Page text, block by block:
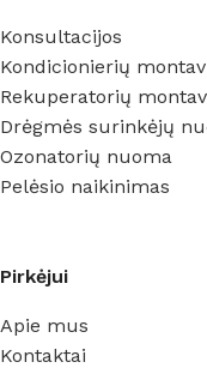
Konsultacijos
Kondicionierių
Rekuperatorių
Drėgmės surinkėjų
Ozonatorių nuoma
Pelėsio naikinimas
Pirkėjui
Apie mus
Kontaktai